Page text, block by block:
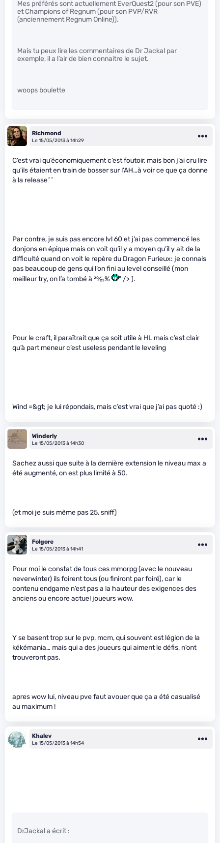
Mes préférés sont actuellement EverQuest2 (pour son PVE)
et Champions of Regnum (pour son PVP/RVR
(anciennement Regnum Online)).
Mais tu peux lire les commentaires de Dr Jackal par
exemple, il a l’air de bien connaitre le sujet.
woops boulette
Richmond
Le 15/05/2013 à 14h29
C’est vrai qu’économiquement c’est foutoir, mais bon j’ai cru lire
qu’ils étaient en train de bosser sur l’AH…à voir ce que ça donne
à la release^^
Par contre, je suis pas encore lvl 60 et j’ai pas commencé les
donjons en épique mais on voit qu’il y a moyen qu’il y ait de la
difficulté quand on voit le repère du Dragon Furieux: je connais
pas beaucoup de gens qui l’on fini au level conseillé (mon
meilleur try, on l’a tombé à 20⁄25% " /> ).
Pour le craft, il paraîtrait que ça soit utile à HL mais c’est clair
qu’à part meneur c’est useless pendant le leveling
Wind =&gt; je lui répondais, mais c’est vrai que j’ai pas quoté :)
Winderly
Le 15/05/2013 à 14h30
Sachez aussi que suite à la dernière extension le niveau max a
été augmenté, on est plus limité à 50.
(et moi je suis même pas 25, sniff)
Folgore
Le 15/05/2013 à 14h41
Pour moi le constat de tous ces mmorpg (avec le nouveau
neverwinter) ils foirent tous (ou finiront par foiré), car le
contenu endgame n’est pas a la hauteur des exigences des
anciens ou encore actuel joueurs wow.
Y se basent trop sur le pvp, mcm, qui souvent est légion de la
kékémania… mais qui a des joueurs qui aiment le défis, n’ont
trouveront pas.
apres wow lui, niveau pve faut avouer que ça a été casualisé
au maximum !
Khalev
Le 15/05/2013 à 14h54
DrJackal a écrit :